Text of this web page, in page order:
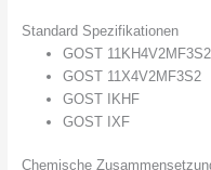
Standard Spezifikationen
GOST 11KH4V2MF3S2
GOST 11X4V2MF3S2
GOST IKHF
GOST IXF
Chemische